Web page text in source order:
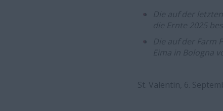
Die auf der
die Ernte 2025
Die auf der Farm
Eima in Bologna
St. Valentin, 6.